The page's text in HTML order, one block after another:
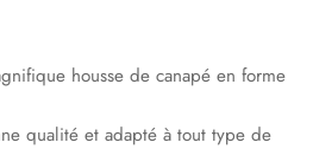
housse de canapé en forme
qualité et adapté à tout type de